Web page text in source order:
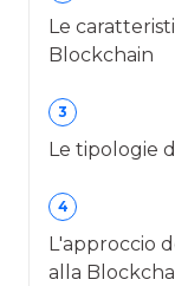
Le
Blockchain
3
Le tipologie
4
L'approccio
alla